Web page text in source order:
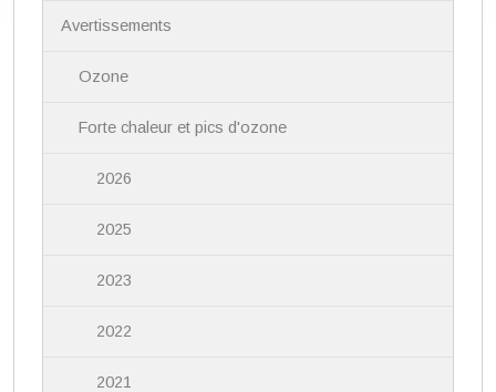
Avertissements
Ozone
Forte chaleur et pics d'ozone
2026
2025
2023
2022
2021